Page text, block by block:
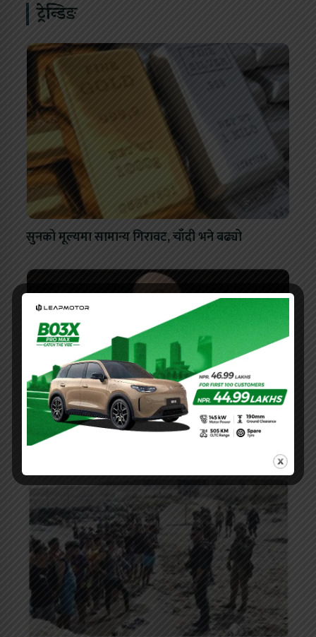
ट्रेन्डिङ
सुनको मूल्यमा सामान्य गिरावट, चाँदी भने बढ्यो
माफी मागेकाले फिफा अध्यक्ष पदमा इन्फान्टिनो यथावत
रहने